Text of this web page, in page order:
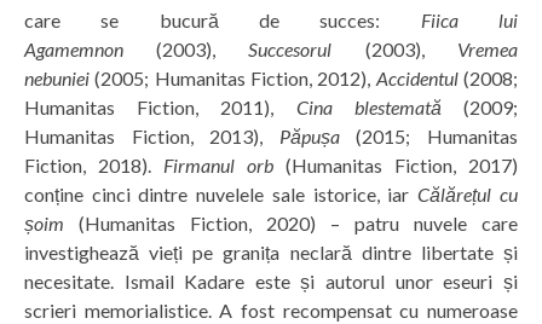
care se bucură de succes: Fiica lui
Agamemnon (2003),Succesorul (2003),Vremea
nebuniei(2005; Humanitas Fiction, 2012), Accidentul(2008;
Humanitas Fiction, 2011), Cina blestemată (2009;
Humanitas Fiction, 2013), Păpușa(2015; Humanitas
Fiction, 2018). Firmanul orb (Humanitas Fiction, 2017)
conține cinci dintre nuvelele sale istorice, iar Călărețul cu
șoim (Humanitas Fiction, 2020) – patru nuvele care
investighează vieți pe granița neclară dintre libertate și
necesitate. Ismail Kadare este și autorul unor eseuri și
scrieri memorialistice. A fost recompensat cu numeroase